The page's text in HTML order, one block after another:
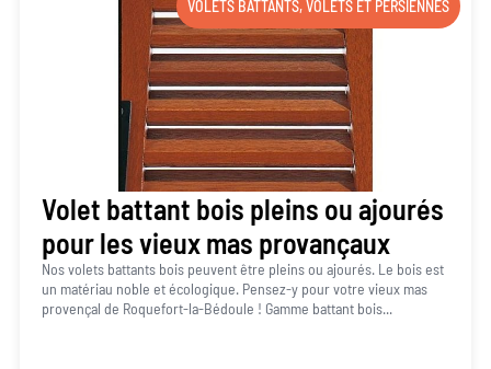
VOLETS BATTANTS,VOLETS ET PERSIENNES
Volet battant bois pleins ou ajourés
pour les vieux mas provançaux
Nos volets battants bois peuvent être pleins ou ajourés. Le bois est
un matériau noble et écologique. Pensez-y pour votre vieux mas
provençal de Roquefort-la-Bédoule ! Gamme battant bois...